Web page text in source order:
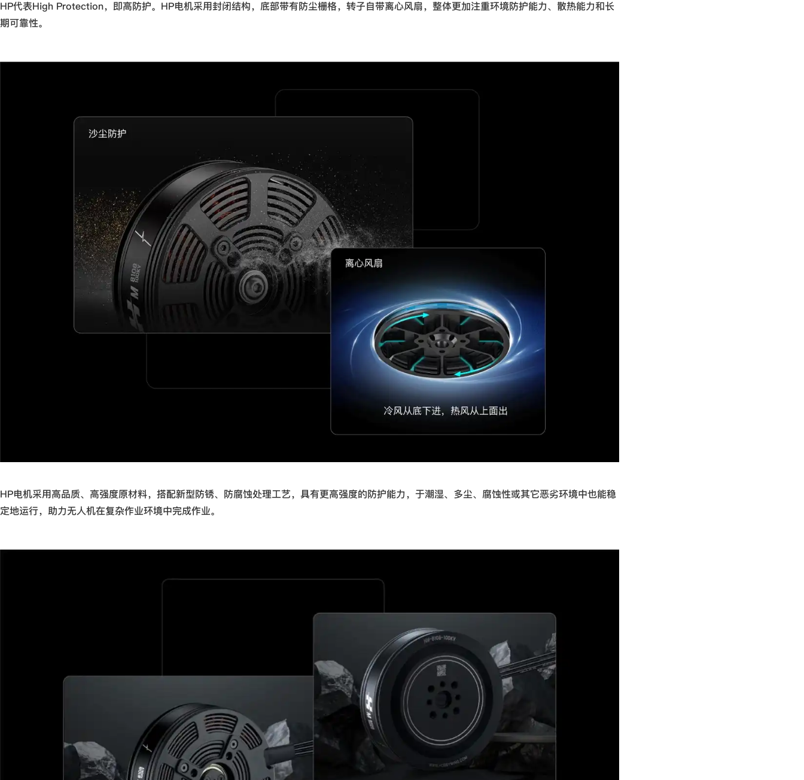
HP代表High Protection，即高防护。HP电机采用封闭结构，底部带有防尘栅格，转子自带离心风扇，整体更加注重环境防护能力、散热能力和长
期可靠性。
HP电机采用高品质、高强度原材料，搭配新型防锈、防腐蚀处理工艺，具有更高强度的防护能力，于潮湿、多尘、腐蚀性或其它恶劣环境中也能稳
定地运行，助力无人机在复杂作业环境中完成作业。